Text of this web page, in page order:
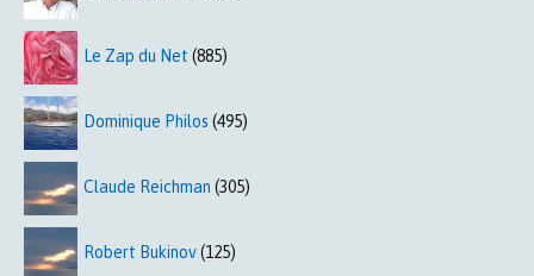
Le Zap du Net (885)
Dominique Philos (495)
Claude Reichman (305)
Robert Bukinov(125)